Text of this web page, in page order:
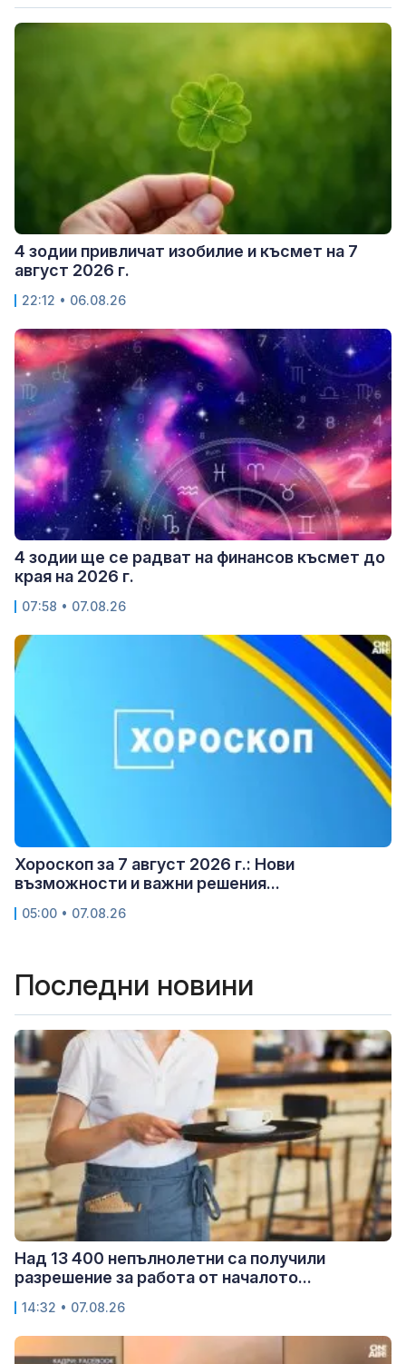
4 зодии привличат изобилие и късмет на 7
август 2026 г.
22:12 • 06.08.26
4 зодии ще се радват на финансов късмет до
края на 2026 г.
07:58 • 07.08.26
Хороскоп за 7 август 2026 г.: Нови
възможности и важни решения...
05:00 • 07.08.26
Последни новини
Над 13 400 непълнолетни са получили
разрешение за работа от началото...
14:32 • 07.08.26